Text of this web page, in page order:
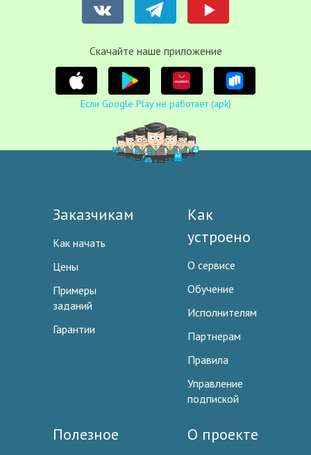
Cкачайте наше приложение
Если Google Play не работает (apk)
Заказчикам
Как начать
Цены
Примеры
заданий
Гарантии
Как
устроено
О сервисе
Обучение
Исполнителям
Партнерам
Правила
Управление
подпиской
Полезное О проекте